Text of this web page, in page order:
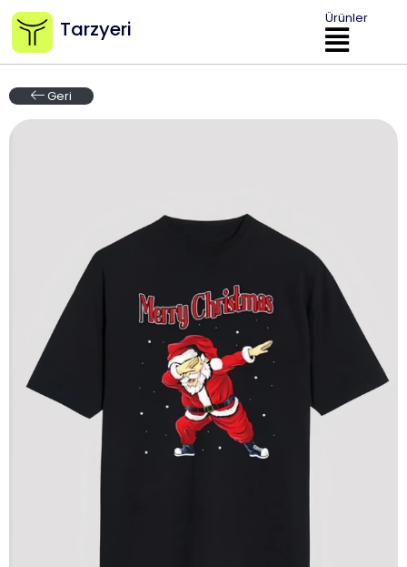
Tarzyeri Ürünler
Geri